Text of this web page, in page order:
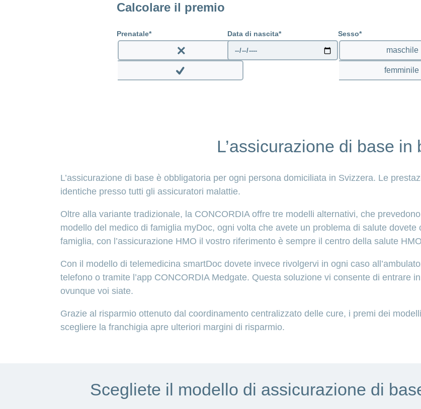
Calcolare il premio
Prenatale
Enable
prenatal
Disable
Data di nascita Sesso
maschile
femminile
L’assicurazione di base in
L’assicurazione di base è obbligatoria per ogni persona domiciliata in Svizzera. Le
identiche presso tutti gli assicuratori malattie.
Oltre alla variante tradizionale, la CONCORDIA offre tre modelli alternativi, che
modello del medico di famiglia myDoc, ogni volta che avete un problema di salute
famiglia, con l’assicurazione HMO il vostro riferimento è sempre il centro della salute
Con il modello di telemedicina smartDoc dovete invece rivolgervi in ogni caso
telefono o tramite l’app CONCORDIA Medgate. Questa soluzione vi consente di entrare
ovunque voi siate.
Grazie al risparmio ottenuto dal coordinamento centralizzato delle cure, i premi dei
scegliere la franchigia apre ulteriori margini di risparmio.
Scegliete il modello di assicurazione di